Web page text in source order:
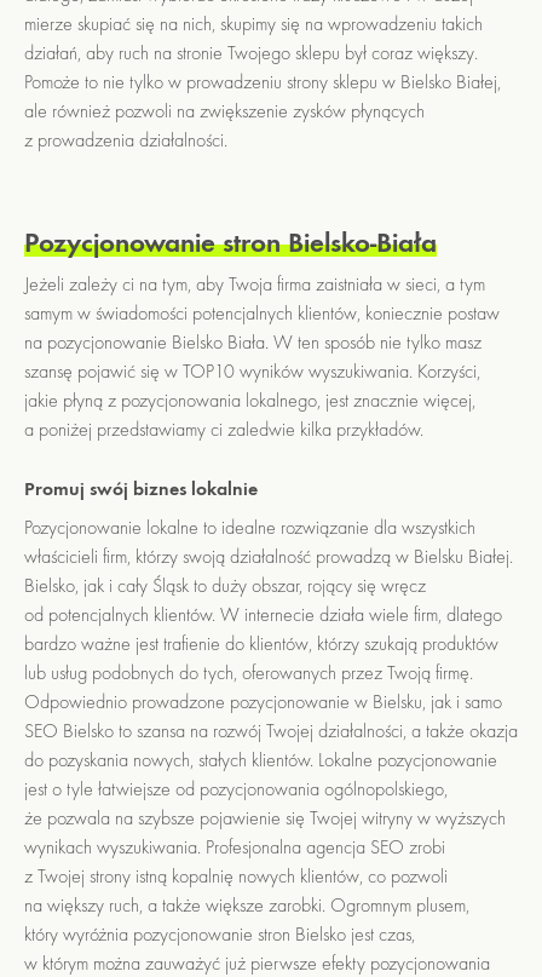
mierze skupiać się na nich, skupimy się na wprowadzeniu takich
działań, aby ruch na stronie Twojego sklepu był coraz większy.
Pomoże to nie tylko w prowadzeniu strony sklepu w Bielsko Białej,
ale również pozwoli na zwiększenie zysków płynących
z prowadzenia działalności.
Pozycjonowanie stron Bielsko-Biała
Jeżeli zależy ci na tym, aby Twoja firma zaistniała w sieci, a tym
samym w świadomości potencjalnych klientów, koniecznie postaw
na pozycjonowanie Bielsko Biała. W ten sposób nie tylko masz
szansę pojawić się w TOP10 wyników wyszukiwania. Korzyści,
jakie płyną z pozycjonowania lokalnego, jest znacznie więcej,
a poniżej przedstawiamy ci zaledwie kilka przykładów.
Promuj swój biznes lokalnie
Pozycjonowanie lokalne to idealne rozwiązanie dla wszystkich
właścicieli firm, którzy swoją działalność prowadzą w Bielsku Białej.
Bielsko, jak i cały Śląsk to duży obszar, rojący się wręcz
od potencjalnych klientów. W internecie działa wiele firm, dlatego
bardzo ważne jest trafienie do klientów, którzy szukają produktów
lub usług podobnych do tych, oferowanych przez Twoją firmę.
Odpowiednio prowadzone pozycjonowanie w Bielsku, jak i samo
SEO Bielsko to szansa na rozwój Twojej działalności, a także okazja
do pozyskania nowych, stałych klientów. Lokalne pozycjonowanie
jest o tyle łatwiejsze od pozycjonowania ogólnopolskiego,
że pozwala na szybsze pojawienie się Twojej witryny w wyższych
wynikach wyszukiwania. Profesjonalna agencja SEO zrobi
z Twojej strony istną kopalnię nowych klientów, co pozwoli
na większy ruch, a także większe zarobki. Ogromnym plusem,
który wyróżnia pozycjonowanie stron Bielsko jest czas,
w którym można zauważyć już pierwsze efekty pozycjonowania